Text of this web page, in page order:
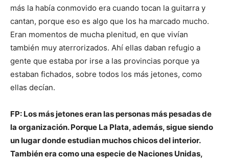
más la había conmovido era cuando tocan la guitarra y
cantan, porque eso es algo que los ha marcado mucho.
Eran momentos de mucha plenitud, en que vivían
también muy aterrorizados. Ahí ellas daban refugio a
gente que estaba por irse a las provincias porque ya
estaban fichados, sobre todos los más jetones, como
ellas decían.
FP: Los más jetones eran las personas más pesadas de
la organización. Porque La Plata, además, sigue siendo
un lugar donde estudian muchos chicos del interior.
También era como una especie de Naciones Unidas,